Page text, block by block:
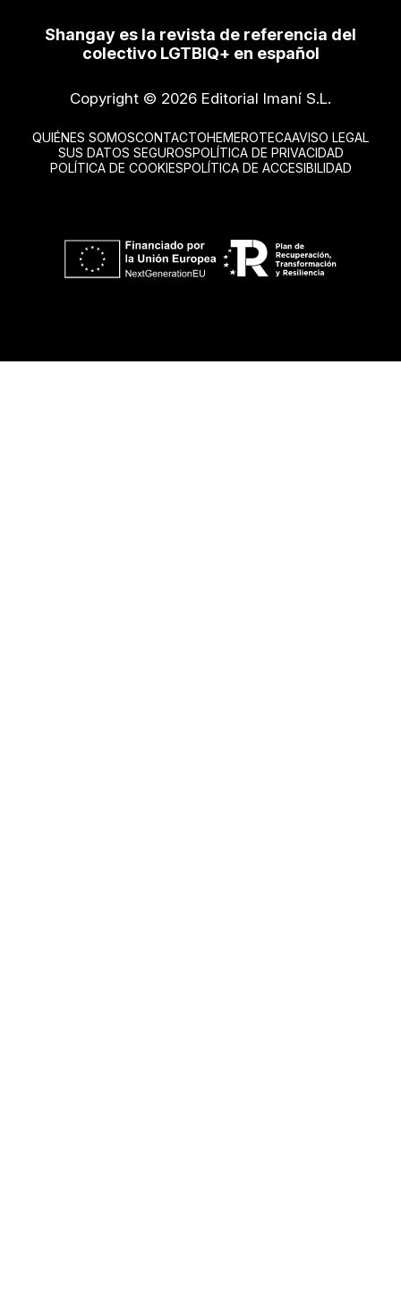
Shangay es la revista de referencia del
colectivo LGTBIQ+ en español
Copyright © 2026 Editorial Imaní S.L.
QUIÉNES SOMOSCONTACTOHEMEROTECAAVISO LEGAL
SUS DATOS SEGUROSPOLÍTICA DE PRIVACIDAD
POLÍTICA DE COOKIESPOLÍTICA DE ACCESIBILIDAD